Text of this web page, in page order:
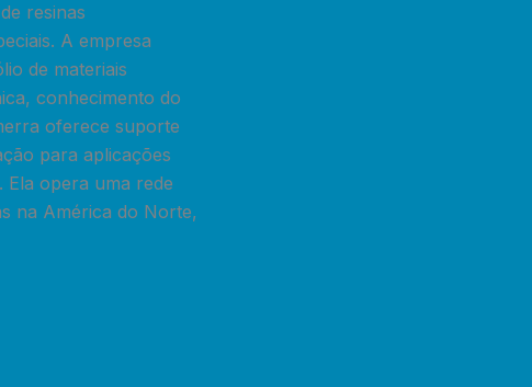
resinas
A empresa
de materiais
conhecimento do
oferece suporte
para aplicações
Ela opera uma rede
na América do Norte,